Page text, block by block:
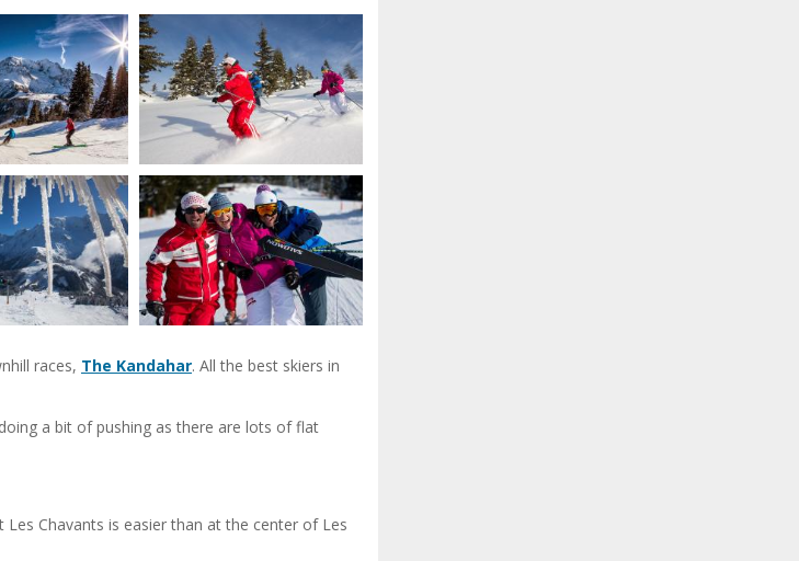
races, The Kandahar. All the best skiers in
a bit of pushing as there are lots of flat
Chavants is easier than at the center of Les